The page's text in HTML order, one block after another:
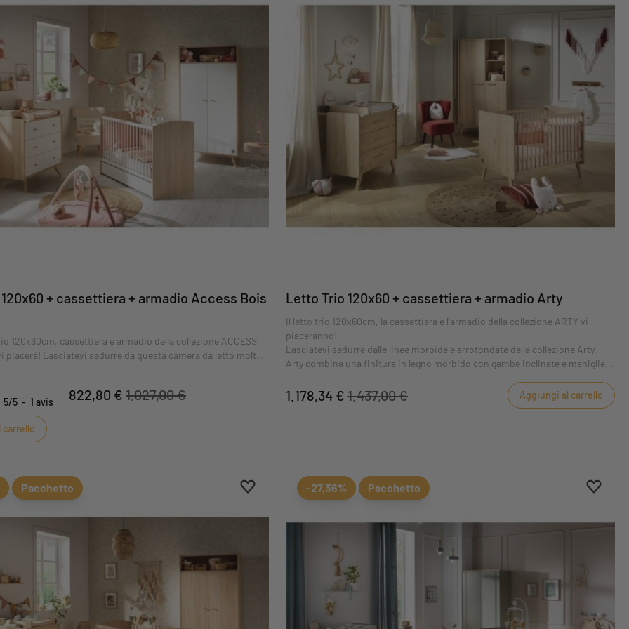
+ cassettiera + armadio Access Bois
120x60cm, cassettiera e armadio della collezione ACCESS
piacerà! Lasciatevi sedurre da questa camera da letto molto
5/5 - 1 avis 822,80 € 1.027,00 €
Letto Trio 120x60 + cassettiera + armadio Arty
Il letto trio 120x60cm, la cassettiera e l'armadio della collezione ARTY vi
piaceranno!
Lasciatevi sedurre dalle linee morbide e arrotondate della collezione Arty.
Arty combina una finitura in legno morbido con gambe inclinate e maniglie
1.178,34 € 1.437,00 € Aggiungi al carrello
Aggiungi ai preferiti
Rimuovi dai preferiti
Pacchetto -27,36% Pacchetto